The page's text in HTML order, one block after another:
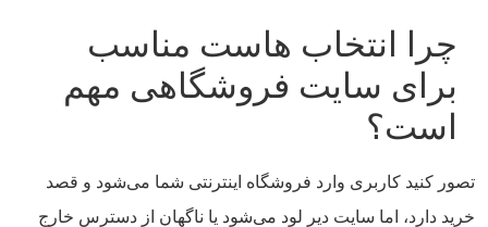
چرا انتخاب هاست مناسب
برای سایت فروشگاهی مهم
است؟
تصور کنید کاربری وارد فروشگاه اینترنتی شما می‌شود و قصد
خرید دارد، اما سایت دیر لود می‌شود یا ناگهان از دسترس خارج